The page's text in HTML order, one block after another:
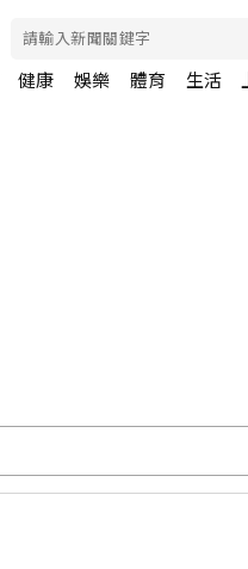
健康 娛樂 體育 生活